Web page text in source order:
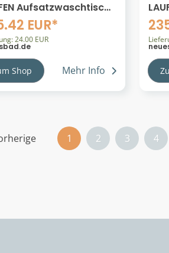
Aufsatzwaschtisch
weiß
geschliffen,
8163020001091
EUR*
24.00 EUR
Shop Mehr Info
1 2 3 4